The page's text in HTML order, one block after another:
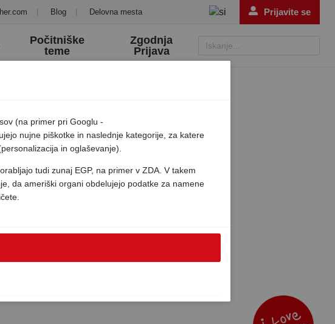
| Blog | Delovna mesta Prijavite se
Počitniške
teme
Zgodnja
Prijava
Iskanje...
(na primer pri Googlu -
nujne piškotke in naslednje kategorije, za katere
in oglaševanje).
tudi zunaj EGP, na primer v ZDA. V takem
da ameriški organi obdelujejo podatke za namene